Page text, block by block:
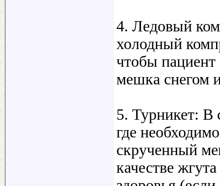
4. Ледовый
холодный
чтобы пациент
мешка снегом
5. Турникет: В
где
скрученный
качестве